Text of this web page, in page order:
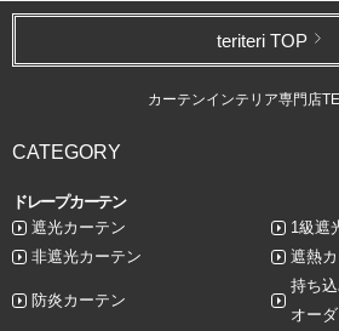
teriteri TOP
カーテンインテリア専門店
CATEGORY
ドレープカーテン
遮光カーテン
1級遮
非遮光カーテン
遮熱
防炎カーテン
持ち
オー